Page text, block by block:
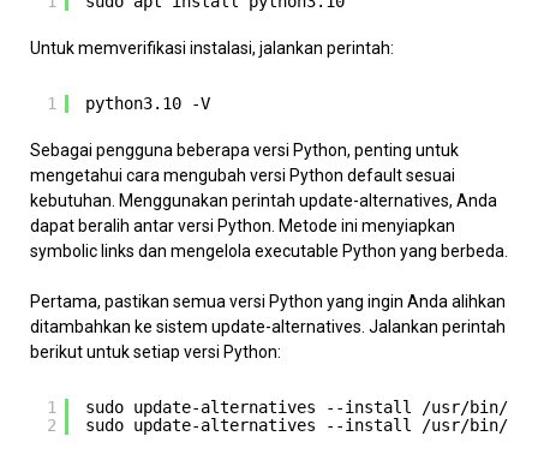
Untuk memverifikasi instalasi, jalankan perintah:
1 python3.10 -V
Sebagai pengguna beberapa versi Python, penting untuk
mengetahui cara mengubah versi Python default sesuai
kebutuhan. Menggunakan perintah update-alternatives, Anda
dapat beralih antar versi Python. Metode ini menyiapkan
symbolic links dan mengelola executable Python yang berbeda.
Pertama, pastikan semua versi Python yang ingin Anda alihkan
ditambahkan ke sistem update-alternatives. Jalankan perintah
berikut untuk setiap versi Python:
1
2
sudo update-alternatives --install /usr/bin/
sudo update-alternatives --install /usr/bin/